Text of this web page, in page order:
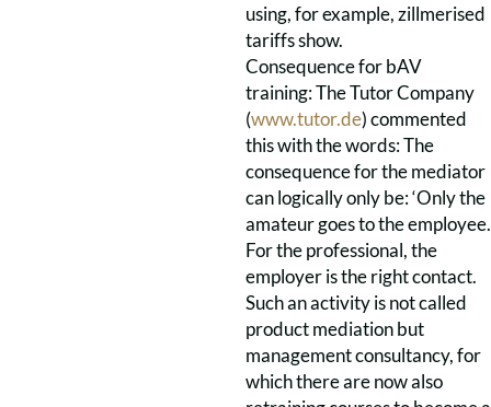
using, for example, zillmerised
tariffs show.
Consequence for bAV
training: The Tutor Company
(www.tutor.de) commented
this with the words: The
consequence for the mediator
can logically only be: ‘Only the
amateur goes to the employee.
For the professional, the
employer is the right contact.
Such an activity is not called
product mediation but
management consultancy, for
which there are now also